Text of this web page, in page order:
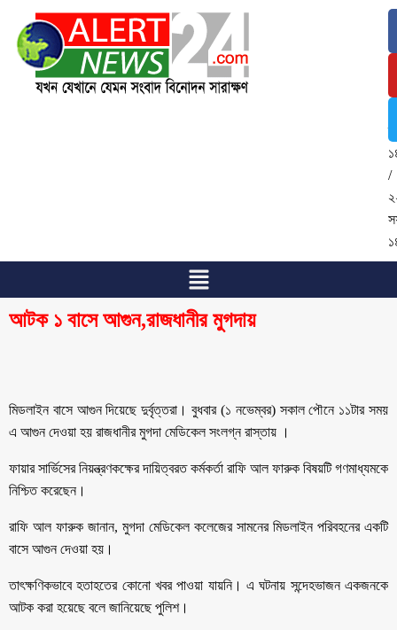
/
আটক ১ বাসে আগুন,রাজধানীর মুগদায়
মিডলাইন বাসে আগুন দিয়েছে দুর্বৃত্তরা। বুধবার (১ নভেম্বর) সকাল পৌনে ১১টার সময়
এ আগুন দেওয়া হয় রাজধানীর মুগদা মেডিকেল সংলগ্ন রাস্তায় ।
ফায়ার সার্ভিসের নিয়ন্ত্রণকক্ষের দায়িত্বরত কর্মকর্তা রাফি আল ফারুক বিষয়টি গণমাধ্যমকে
নিশ্চিত করেছেন।
রাফি আল ফারুক জানান, মুগদা মেডিকেল কলেজের সামনের মিডলাইন পরিবহনের একটি
বাসে আগুন দেওয়া হয়।
তাৎক্ষণিকভাবে হতাহতের কোনো খবর পাওয়া যায়নি। এ ঘটনায় সন্দেহভাজন একজনকে
আটক করা হয়েছে বলে জানিয়েছে পুলিশ।